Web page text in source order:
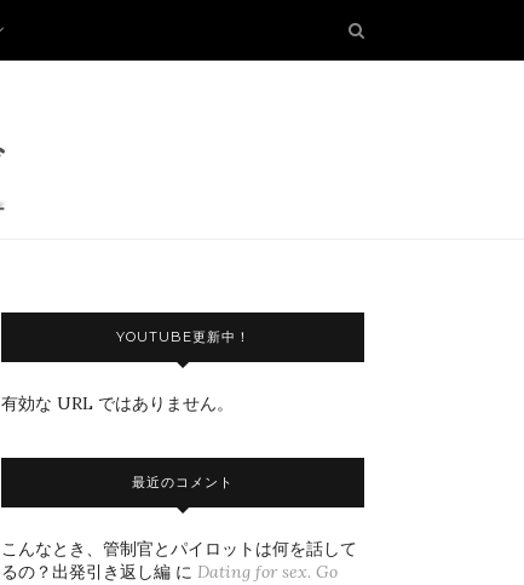
YOUTUBE更新中！
有効な URL ではありません。
最近のコメント
こんなとき、管制官とパイロットは何を話して
るの？出発引き返し編 に Dating for sex. Go